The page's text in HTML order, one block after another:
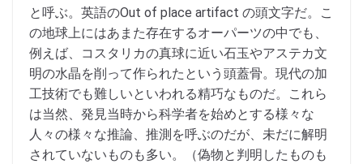
と呼ぶ。英語のOut of place artifact の頭文字だ。こ
の地球上にはあまた存在するオーパーツの中でも、
例えば、コスタリカの真球に近い石玉やアステカ文
明の水晶を削って作られたという頭蓋骨。現代の加
工技術でも難しいといわれる精巧なものだ。これら
は当然、発見当時から科学者を始めとする様々な
人々の様々な推論、推測を呼ぶのだが、未だに解明
されていないものも多い。（偽物と判明したものも